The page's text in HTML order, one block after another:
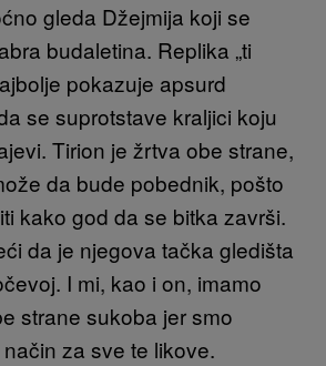
gleda Džejmija koji se
budaletina. Replika „ti
pokazuje apsurd
se suprotstave kraljici koju
Tirion je žrtva obe strane,
da bude pobednik, pošto
kako god da se bitka završi.
da je njegova tačka gledišta
I mi, kao i on, imamo
strane sukoba jer smo
za sve te likove.